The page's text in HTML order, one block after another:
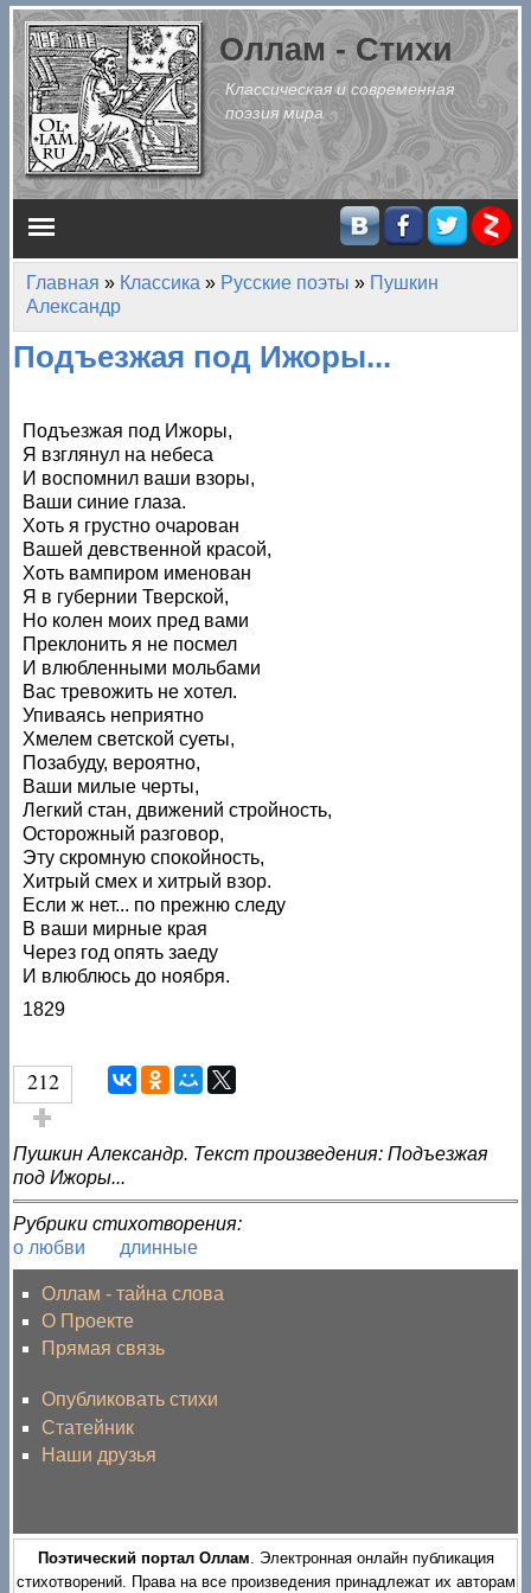
Перейти к основному содержанию
Оллам - Стихи
Классическая и современная
поэзия мира
Главное меню
Вы здесь
Главная » Классика » Русские поэты » Пушкин
Александр
Подъезжая под Ижоры...
Подъезжая под Ижоры,
Я взглянул на небеса
И воспомнил ваши взоры,
Ваши синие глаза.
Хоть я грустно очарован
Вашей девственной красой,
Хоть вампиром именован
Я в губернии Тверской,
Но колен моих пред вами
Преклонить я не посмел
И влюбленными мольбами
Вас тревожить не хотел.
Упиваясь неприятно
Хмелем светской суеты,
Позабуду, вероятно,
Ваши милые черты,
Легкий стан, движений стройность,
Осторожный разговор,
Эту скромную спокойность,
Хитрый смех и хитрый взор.
Если ж нет... по прежню следу
В ваши мирные края
Через год опять заеду
И влюблюсь до ноября.
1829
212
Голос за!
Пушкин Александр. Текст произведения: Подъезжая
под Ижоры...
Рубрики стихотворения:
о любви
длинные
Оллам - тайна слова
О Проекте
Прямая связь
Опубликовать стихи
Статейник
Наши друзья
Поэтический портал Оллам. Электронная онлайн публикация
стихотворений. Права на все произведения принадлежат их авторам